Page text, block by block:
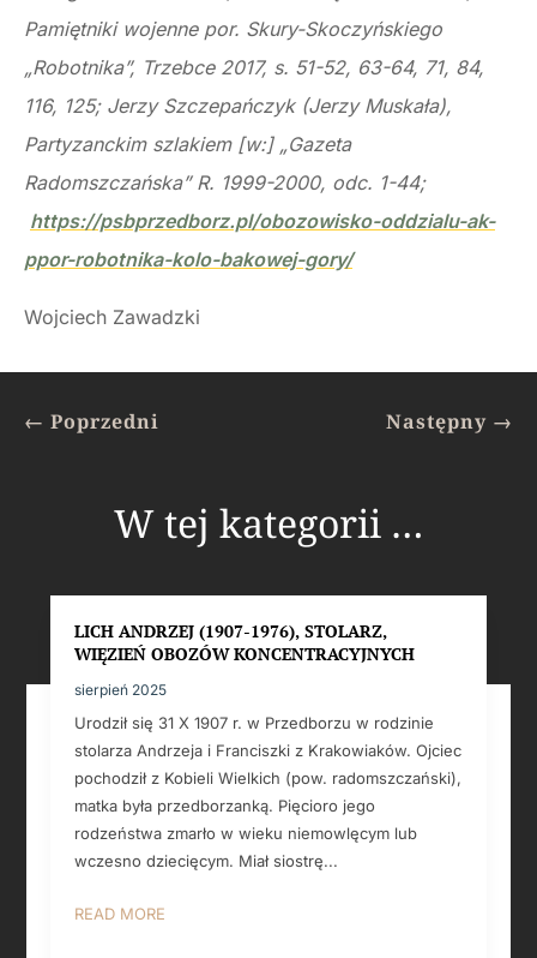
Pamiętniki wojenne por. Skury-Skoczyńskiego
„Robotnika”, Trzebce 2017, s. 51-52, 63-64, 71, 84,
116, 125; Jerzy Szczepańczyk (Jerzy Muskała),
Partyzanckim szlakiem [w:] „Gazeta
Radomszczańska” R. 1999-2000, odc. 1-44;
https://psbprzedborz.pl/obozowisko-oddzialu-ak-
ppor-robotnika-kolo-bakowej-gory/
Wojciech Zawadzki
← Poprzedni Następny →
W tej kategorii …
LICH ANDRZEJ (1907-1976), STOLARZ,
WIĘZIEŃ OBOZÓW KONCENTRACYJNYCH
sierpień 2025
Urodził się 31 X 1907 r. w Przedborzu w rodzinie
stolarza Andrzeja i Franciszki z Krakowiaków. Ojciec
pochodził z Kobieli Wielkich (pow. radomszczański),
matka była przedborzanką. Pięcioro jego
rodzeństwa zmarło w wieku niemowlęcym lub
wczesno dziecięcym. Miał siostrę...
READ MORE